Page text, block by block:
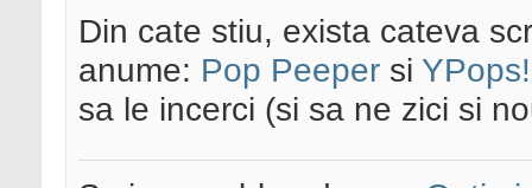
Din cate stiu, exista cateva
anume: Pop Peeper si YPops!
sa le incerci (si sa ne zici si